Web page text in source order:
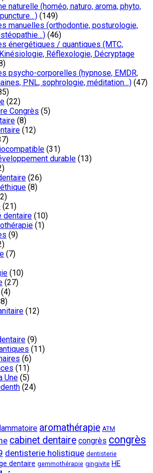
naturelle (homéo, naturo, aroma, phyto,
(149)
manuelles (orthodontie, posturologie,
(46)
énergétiques / quantiques (MTC,
Réflexologie, Décryptage
psycho-corporelles (hypnose, EMDR,
PNL, sophrologie, méditation…) (47)
(22)
Congrès (5)
(8)
(12)
(31)
durable (13)
(26)
(8)
(21)
dentaire (10)
(1)
(9)
(7)
(10)
(27)
(4)
(12)
(9)
(11)
(6)
(11)
Une (5)
(24)
aromathérapie ATM
cabinet dentaire congrès congrès
dentisterie holistique dentisterie
dentaire gemmothérapie gingivite HE